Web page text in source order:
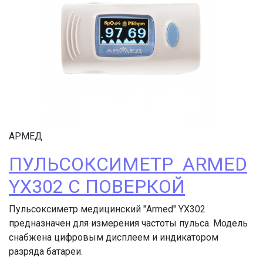
АРМЕД
ПУЛЬСОКСИМЕТР ARMED
YX302 С ПОВЕРКОЙ
Пульсоксиметр медицинский "Armed" YX302
предназначен для измерения частоты пульса. Модель
снабжена цифровым дисплеем и индикатором
разряда батареи.